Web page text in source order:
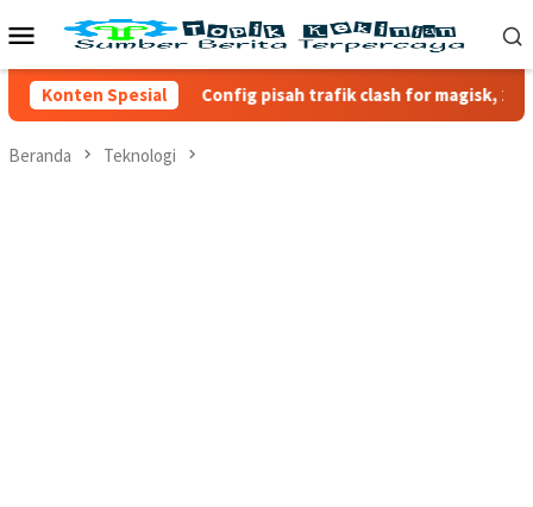
ke
Menu
Mobile
Konten SpesialConfig pisah trafik clash for magisk, 2023
Beranda Teknologi